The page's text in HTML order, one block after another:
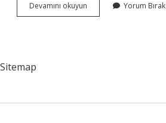
Devamını okuyun
Kuyruğu
Yorum Bırak
Sitemap